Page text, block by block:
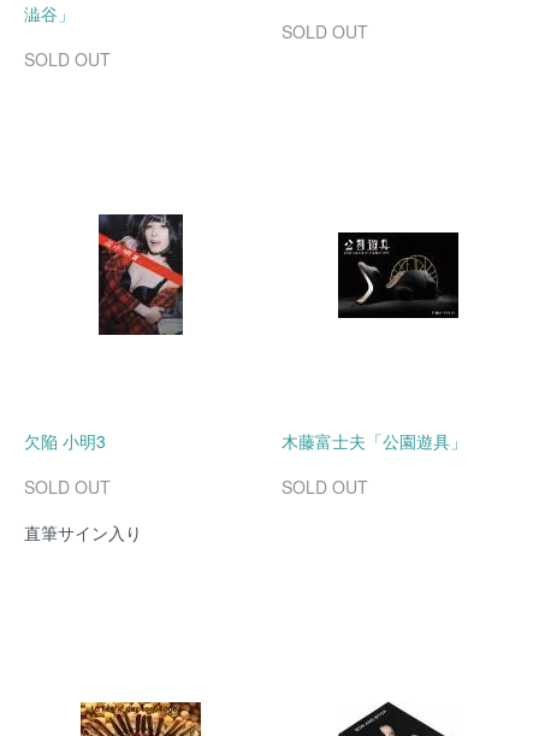
澁谷」
SOLD OUT
SOLD OUT
欠陥 小明3
SOLD OUT
直筆サイン入り
木藤富士夫「公園遊具」
SOLD OUT